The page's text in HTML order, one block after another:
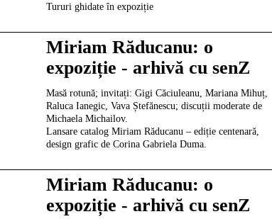
Tururi ghidate în expoziție
Miriam Răducanu: o
expoziție - arhivă cu senZ
Masă rotună; invitați: Gigi Căciuleanu, Mariana Mihuț,
Raluca Ianegic, Vava Ștefănescu; discuții moderate de
Michaela Michailov.
Lansare catalog Miriam Răducanu – ediție centenară,
design grafic de Corina Gabriela Duma.
Miriam Răducanu: o
expoziție - arhivă cu senZ